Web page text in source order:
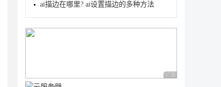
ai描边在哪里? ai设置描边的多种方法
广告 商业广告，理性